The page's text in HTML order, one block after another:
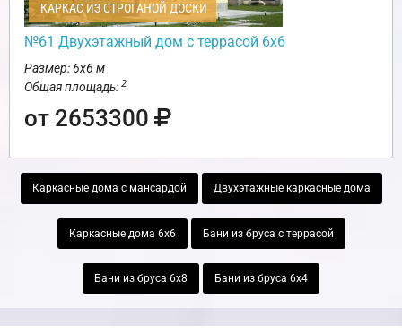
КАРКАС ИЗ СТРОГАНОЙ ДОСКИ
№61 Двухэтажный дом с террасой 6х6
Размер: 6х6 м
Общая площадь: 2
от 2653300
Каркасные дома с мансардой Двухэтажные каркасные дома
Каркасные дома 6х6 Бани из бруса с террасой
Бани из бруса 6х8 Бани из бруса 6х4